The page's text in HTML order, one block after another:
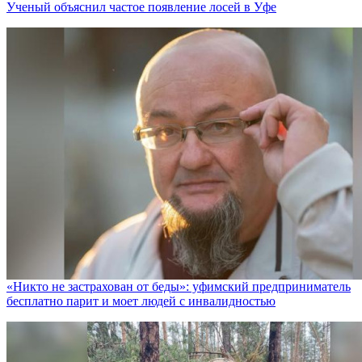
Ученый объяснил частое появление лосей в Уфе
«Никто не заcтрахован от беды»: уфимский предприниматель
бесплатно парит и моет людей с инвалидностью